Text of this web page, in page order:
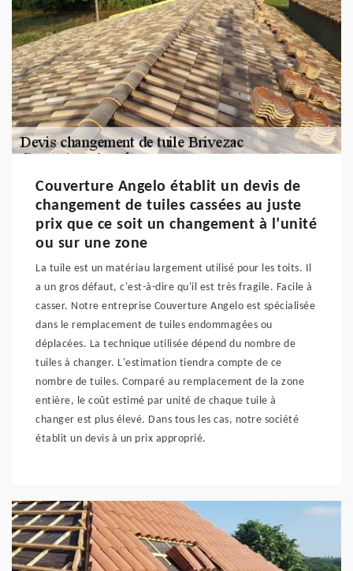
Couverture Angelo établit un devis de
changement de tuiles cassées au juste
prix que ce soit un changement à l’unité
ou sur une zone
La tuile est un matériau largement utilisé pour les toits. Il
a un gros défaut, c'est-à-dire qu'il est très fragile. Facile à
casser. Notre entreprise Couverture Angelo est spécialisée
dans le remplacement de tuiles endommagées ou
déplacées. La technique utilisée dépend du nombre de
tuiles à changer. L'estimation tiendra compte de ce
nombre de tuiles. Comparé au remplacement de la zone
entière, le coût estimé par unité de chaque tuile à
changer est plus élevé. Dans tous les cas, notre société
établit un devis à un prix approprié.